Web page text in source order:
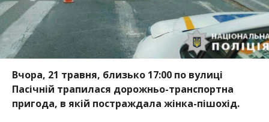
Вчора, 21 травня, близько 17:00 по вулиці
Пасічній трапилася дорожньо-транспортна
пригода, в якій постраждала жінка-пішохід.